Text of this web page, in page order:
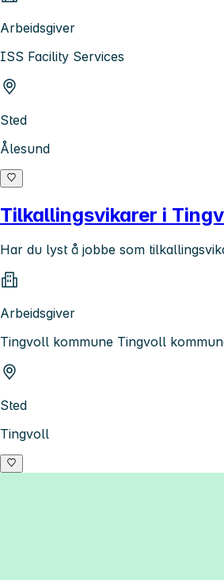
Arbeidsgiver
ISS Facility Services
Sted
Ålesund
Tilkallingsvikarer i
Har du lyst å jobbe som
Arbeidsgiver
Tingvoll kommune Tingvoll
Sted
Tingvoll